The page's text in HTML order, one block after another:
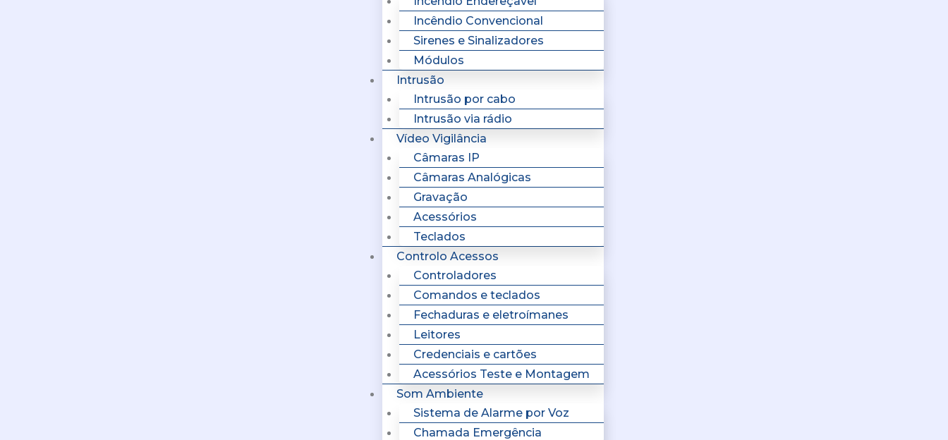
Incêndio Convencional
Sirenes e Sinalizadores
Módulos
Intrusão
Intrusão por cabo
Intrusão via rádio
Vídeo Vigilância
Câmaras IP
Câmaras Analógicas
Gravação
Acessórios
Teclados
Controlo Acessos
Controladores
Comandos e teclados
Fechaduras e eletroímanes
Leitores
Credenciais e cartões
Acessórios Teste e Montagem
Som Ambiente
Sistema de Alarme por Voz
Chamada Emergência